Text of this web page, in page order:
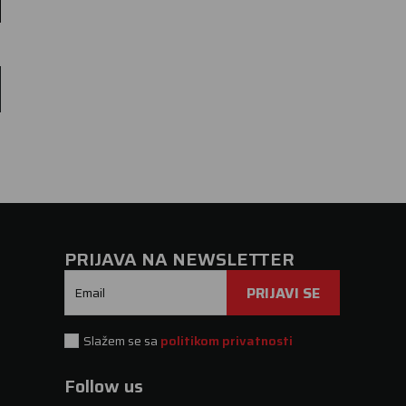
PRIJAVA NA NEWSLETTER
Email PRIJAVI SE
Slažem se sa politikom privatnosti
Follow us